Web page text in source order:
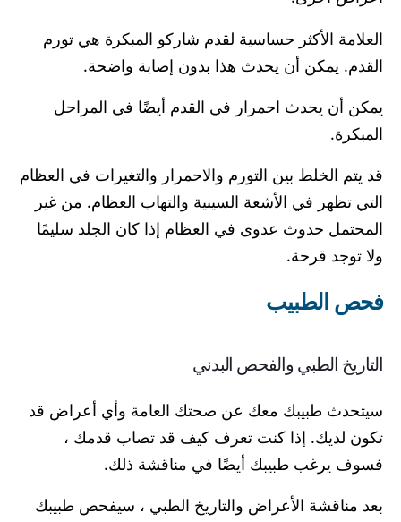
العلامة الأكثر حساسية لقدم شاركو المبكرة هي تورم
القدم. يمكن أن يحدث هذا بدون إصابة واضحة.
يمكن أن يحدث احمرار في القدم أيضًا في المراحل
المبكرة.
قد يتم الخلط بين التورم والاحمرار والتغيرات في العظام
التي تظهر في الأشعة السينية والتهاب العظام. من غير
المحتمل حدوث عدوى في العظام إذا كان الجلد سليمًا
ولا توجد قرحة.
فحص الطبيب
التاريخ الطبي والفحص البدني
سيتحدث طبيبك معك عن صحتك العامة وأي أعراض قد
تكون لديك. إذا كنت تعرف كيف قد تصاب قدمك ،
فسوف يرغب طبيبك أيضًا في مناقشة ذلك.
بعد مناقشة الأعراض والتاريخ الطبي ، سيفحص طبيبك